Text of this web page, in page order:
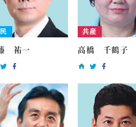
祐一
共産
高橋 千鶴子